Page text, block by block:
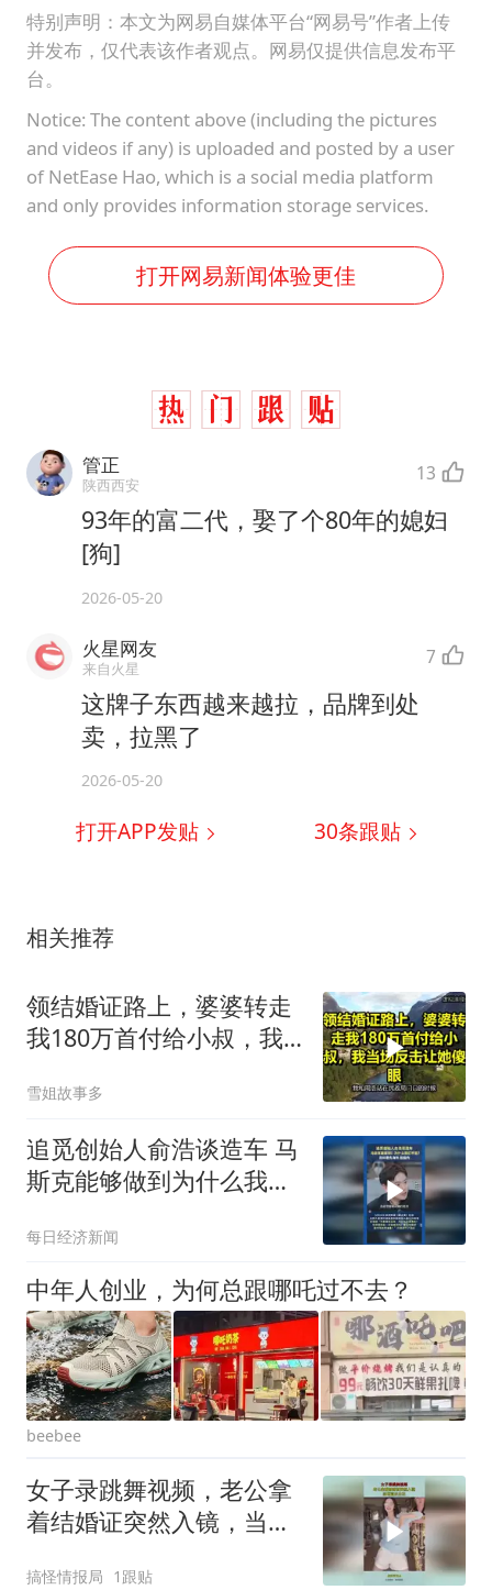
特别声明：本文为网易自媒体平台“网易号”作者上传
并发布，仅代表该作者观点。网易仅提供信息发布平
台。
Notice: The content above (including the pictures
and videos if any) is uploaded and posted by a user
of NetEase Hao, which is a social media platform
and only provides information storage services.
打开网易新闻体验更佳
管正
陕西西安 13
93年的富二代，娶了个80年的媳妇
[狗]
2026-05-20
火星网友
来自火星 7
这牌子东西越来越拉，品牌到处
卖，拉黑了
2026-05-20
打开APP发贴 30条跟贴
相关推荐
领结婚证路上，婆婆转走
我180万首付给小叔，我
雪姐故事多
追觅创始人俞浩谈造车 马
斯克能够做到为什么我们
每日经济新闻
中年人创业，为何总跟哪吒过不去？
beebee
女子录跳舞视频，老公拿
着结婚证突然入镜，当场
搞怪情报局 1跟贴